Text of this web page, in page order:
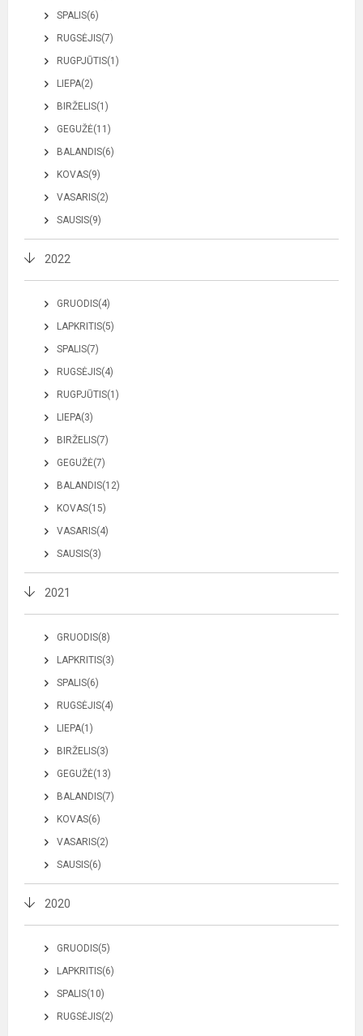
SPALIS(6)
RUGSĖJIS(7)
RUGPJŪTIS(1)
LIEPA(2)
BIRŽELIS(1)
GEGUŽĖ(11)
BALANDIS(6)
KOVAS(9)
VASARIS(2)
SAUSIS(9)
2022
GRUODIS(4)
LAPKRITIS(5)
SPALIS(7)
RUGSĖJIS(4)
RUGPJŪTIS(1)
LIEPA(3)
BIRŽELIS(7)
GEGUŽĖ(7)
BALANDIS(12)
KOVAS(15)
VASARIS(4)
SAUSIS(3)
2021
GRUODIS(8)
LAPKRITIS(3)
SPALIS(6)
RUGSĖJIS(4)
LIEPA(1)
BIRŽELIS(3)
GEGUŽĖ(13)
BALANDIS(7)
KOVAS(6)
VASARIS(2)
SAUSIS(6)
2020
GRUODIS(5)
LAPKRITIS(6)
SPALIS(10)
RUGSĖJIS(2)